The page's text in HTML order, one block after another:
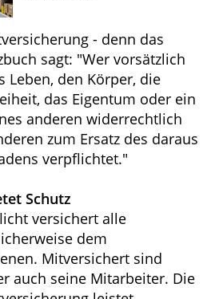
- denn das
sagt: "Wer vorsätzlich
Leben, den Körper, die
das Eigentum oder ein
anderen widerrechtlich
zum Ersatz des daraus
verpflichtet."
Schutz
versichert alle
dem
Mitversichert sind
auch seine Mitarbeiter. Die